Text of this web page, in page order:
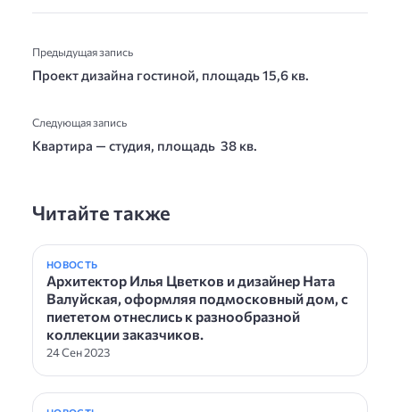
Предыдущая запись
Проект дизайна гостиной, площадь 15,6 кв.
Следующая запись
Квартира — студия, площадь 38 кв.
Читайте также
НОВОСТЬ
Архитектор Илья Цветков и дизайнер Ната
Валуйская, оформляя подмосковный дом, с
пиететом отнеслись к разнообразной
коллекции заказчиков.
24 Сен 2023